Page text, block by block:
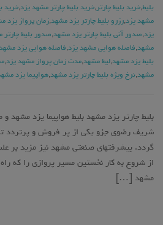
بلیط,خرید بلیط چارتر ,خرید بلیط چارتر مشهد یزد,خرید
مشهد یزد,رزرو بلیط چارتر یزد مشهد,زمان پرواز یزد
یزد,صدور آنی بلیط چارتر یزد مشهد,صدور بلیط چارتر
مشهد,فاصله هوایی مشهد یزد,فاصله هوایی یزد
بلیط یزد مشهد,لیط مشهد,مدت زمان پرواز مشهد یزد,
مشهد,نرخ ویژه بلیط چارتر یزد مشهد,هواپیما یزد
بلیط چارتر یزد مشهد بلیط هواپیما یزد مشهد
شریف رضوی جزو یکی از پر فروش و پرتردد
گردد. پیشرفتهای صنعتی مشهد نیز مزید بر
از شروع به کار نخستین مسیر پروازی را که راه
مشهد […]